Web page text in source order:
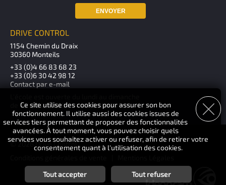
ENVOYER
DRIVE CONTROL
1154 Chemin du Draix
30360 Monteils
+33 (0)4 66 83 68 23
+33 (0)6 30 42 98 12
Contact par e-mail
de 10h00 à 12h00 - 14h00 à 18h00
© 2026 Drive Control
Ce site utilise des cookies pour assurer son bon
fonctionnement. Il utilise aussi des cookies issues de
services tiers permettant de proposer des fonctionnalités
avancées. À tout moment, vous pouvez choisir quels
services vous souhaitez activer ou refuser, afin de retirer votre
consentement quant à l'utilisation des cookies.
Personnalisation des services
Tout accepter Tout refuser